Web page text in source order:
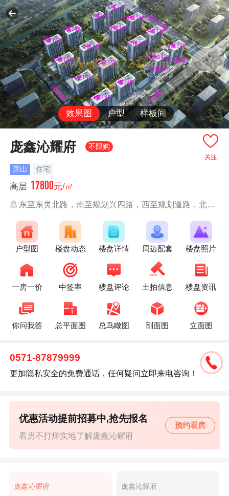
效果图 户型 样板间
关注
庞鑫沁耀府 不限购
萧山 住宅
高层 17800元/㎡
东至东灵北路，南至规划兴四路，西至规划道路，北至规划道路
户型图 楼盘动态 楼盘详情 周边配套 楼盘照片
一房一价 中签率 楼盘评论 土拍信息 楼盘资讯
你问我答 总平面图 总鸟瞰图 剖面图 立面图
0571-87879999
更加隐私安全的免费通话，任何疑问立即来电咨询！
看房不打烊实地了解庞鑫沁耀府
优惠活动提前招募中,抢先报名
预约看房
庞鑫沁耀府
庞鑫沁耀府